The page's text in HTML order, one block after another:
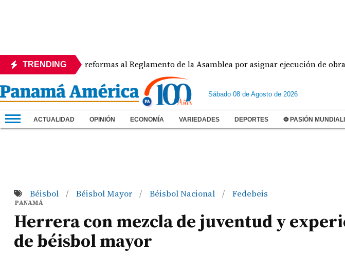
TRENDING
rechaza reformas al Reglamento de la Asamblea por asignar ejecución de obras a
Sábado 08 de Agosto de 2026
ACTUALIDAD OPINIÓN ECONOMÍA VARIEDADES DEPORTES ⚽ PASIÓN
Béisbol / Béisbol Mayor / Béisbol Nacional / Fedebeis
PANAMÁ
Herrera con mezcla de juventud y
de béisbol mayor